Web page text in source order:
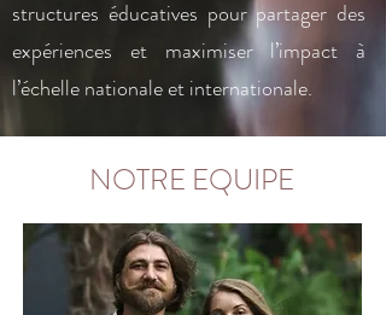
structures éducatives pour partager des
expériences et maximiser l’impact à
l’échelle nationale et internationale.
NOTRE EQUIPE